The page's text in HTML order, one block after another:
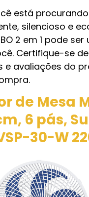
está
silencioso e
2 em 1 pode
Certifique-se
e avaliações do
de Mesa
6 pás,
30-W